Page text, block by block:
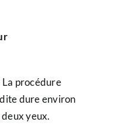
La procédure
dure environ
yeux.